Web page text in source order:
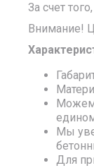
За счет
Внимание!
Можем
Мы
Для